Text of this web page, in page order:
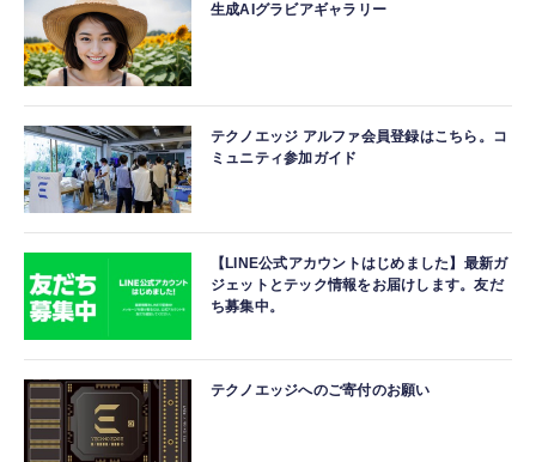
生成AIグラビアギャラリー
テクノエッジ アルファ会員登録はこちら。コ
ミュニティ参加ガイド
【LINE公式アカウントはじめました】最新ガ
ジェットとテック情報をお届けします。友だ
ち募集中。
テクノエッジへのご寄付のお願い